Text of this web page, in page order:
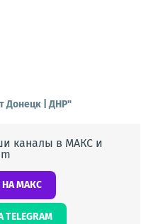
Донецк | ДНР"
каналы в МАКС и
НА МАКС